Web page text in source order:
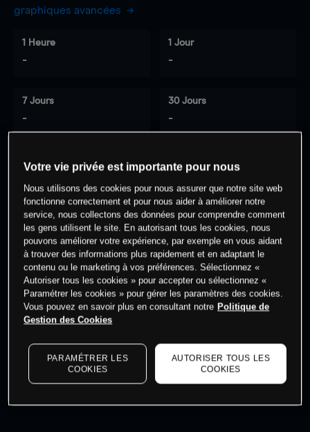
graphiques avancées
1 Heure
-
1 Jour
-
7 Jours
-
30 Jours
-
cet actif
Commencez à trader
dernières données du marché.
market data
Votre vie privée est importante pour nous
Nous utilisons des cookies pour nous assurer que notre site web
fonctionne correctement et pour nous aider à améliorer notre
service, nous collectons des données pour comprendre comment
les gens utilisent le site. En autorisant tous les cookies, nous
pouvons améliorer votre expérience, par exemple en vous aidant
à trouver des informations plus rapidement et en adaptant le
contenu ou le marketing à vos préférences. Sélectionnez «
Autoriser tous les cookies » pour accepter ou sélectionnez «
Paramétrer les cookies » pour gérer les paramètres des cookies.
Vous pouvez en savoir plus en consultant notre Politique de
Gestion des Cookies
PARAMÉTRER LES
COOKIES
AUTORISER TOUS LES
COOKIES